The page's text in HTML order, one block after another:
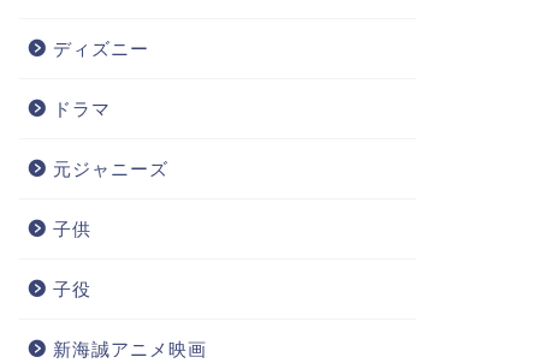
ディズニー
ドラマ
元ジャニーズ
子供
子役
新海誠アニメ映画